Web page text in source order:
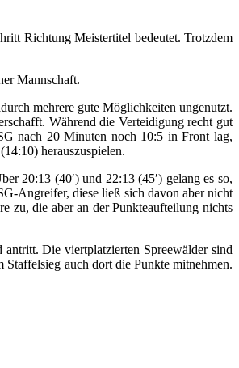
Richtung Meistertitel bedeutet. Trotzdem
Mannschaft.
mehrere gute Möglichkeiten ungenutzt.
Während die Verteidigung recht gut
nach 20 Minuten noch 10:5 in Front lag,
herauszuspielen.
20:13 (40′) und 22:13 (45′) gelang es so,
Angreifer, diese ließ sich davon aber nicht
zu, die aber an der Punkteaufteilung nichts
Die viertplatzierten Spreewälder sind
auch dort die Punkte mitnehmen.